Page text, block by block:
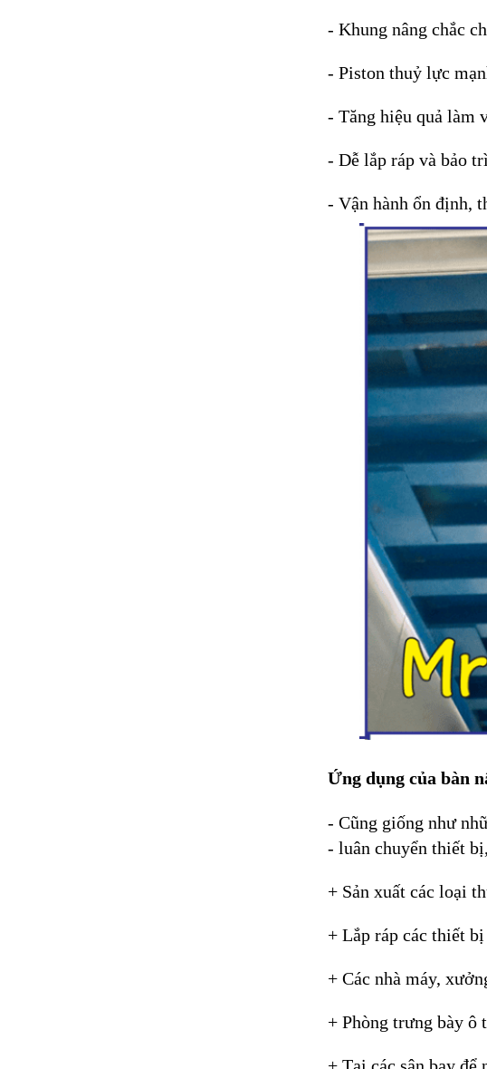
- Khung nâng chắc
- Piston thuỷ lực
- Tăng hiệu quả làm
- Dễ lắp ráp và bảo
- Vận hành ổn định,
Ứng dụng của bàn
- Cũng giống như
- luân chuyển thiết
+ Sản xuất các loại
+ Lắp ráp các thiết
+ Các nhà máy,
+ Phòng trưng bày ô